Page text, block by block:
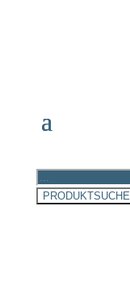
search
PRODUKTSUCHE